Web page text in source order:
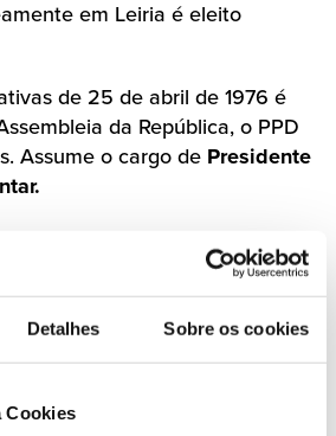
Detalhes Sobre os cookies
Cookies
em Leiria é eleito
de 25 de abril de 1976 é
da República, o PPD
Assume o cargo de Presidente
da Comissão Política, Sá
sua decisão de abandonar o
logo o seu cartão de militante.
do PSD à sua pessoa,
defendida pelo Partido.